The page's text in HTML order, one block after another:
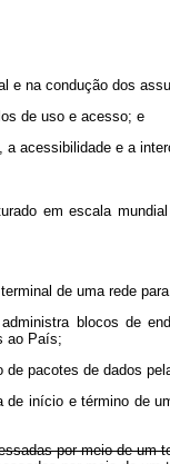
e na condução dos
de uso e acesso; e
acessibilidade e a
em escala
de uma rede
blocos de
ao País;
pacotes de dados
início e término de
por meio de um